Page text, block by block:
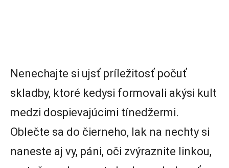
Nenechajte si ujsť príležitosť počuť
skladby, ktoré kedysi formovali akýsi kult
medzi dospievajúcimi tínedžermi.
Oblečte sa do čierneho, lak na nechty si
naneste aj vy, páni, oči zvýraznite linkou,